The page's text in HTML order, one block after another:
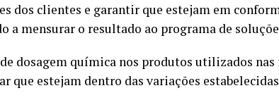
dos clientes e garantir que estejam em
a mensurar o resultado ao programa de
dosagem química nos produtos utilizados nas
que estejam dentro das variações